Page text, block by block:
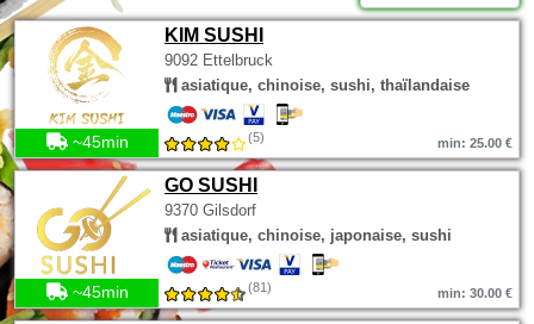
KIM SUSHI
9092 Ettelbruck
asiatique, chinoise, sushi, thaïlandaise
~45min (5) min: 25.00 €
GO SUSHI
9370 Gilsdorf
asiatique, chinoise, japonaise, sushi
~45min (81) min: 30.00 €